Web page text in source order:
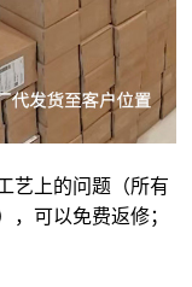
艺上的问题（所有
，可以免费返修；